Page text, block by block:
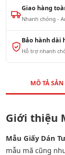
Giao hàng
Nhanh chóng -
Bảo hành dài
Hỗ trợ nhanh
MÔ TẢ
Giới thiệu
Mẫu Giấy Dán
mẫu mã cũng